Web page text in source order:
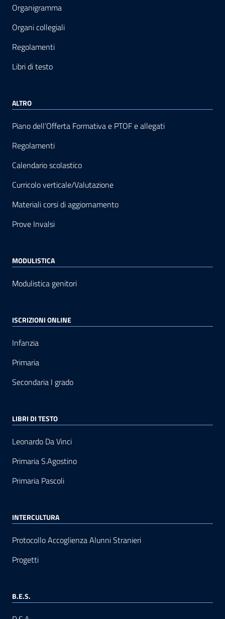
Organigramma
Organi collegiali
Regolamenti
Libri di testo
ALTRO
Piano dell’Offerta Formativa e PTOF e allegati
Regolamenti
Calendario scolastico
Curricolo verticale/Valutazione
Materiali corsi di aggiornamento
Prove Invalsi
MODULISTICA
Modulistica genitori
ISCRIZIONI ONLINE
Infanzia
Primaria
Secondaria I grado
LIBRI DI TESTO
Leonardo Da Vinci
Primaria S.Agostino
Primaria Pascoli
INTERCULTURA
Protocollo Accoglienza Alunni Stranieri
Progetti
B.E.S.